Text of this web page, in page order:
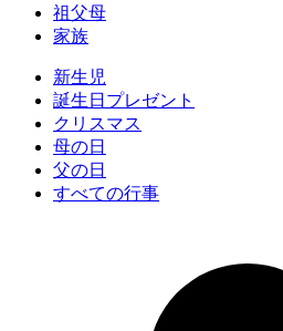
祖父母
家族
新生児
誕生日プレゼント
クリスマス
母の日
父の日
すべての行事